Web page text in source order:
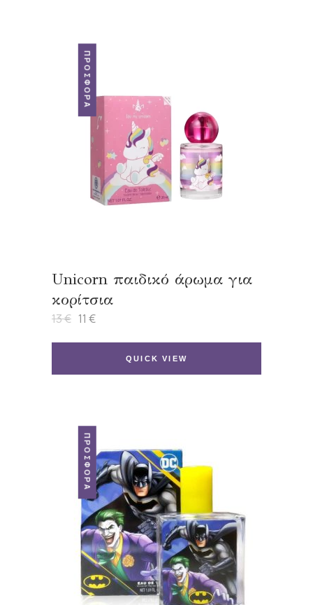
ΠΡΟΣΦΟΡΆ
Unicorn παιδικό άρωμα για
κορίτσια
13€ Original
was:
11 €
τιμή
QUICK VIEW
ΠΡΟΣΦΟΡΆ